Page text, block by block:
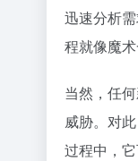
迅速分析
程就像魔
当然，任
威胁。对
过程中，